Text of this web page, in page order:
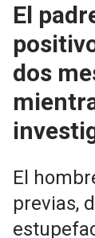
El
dos
El
previas,